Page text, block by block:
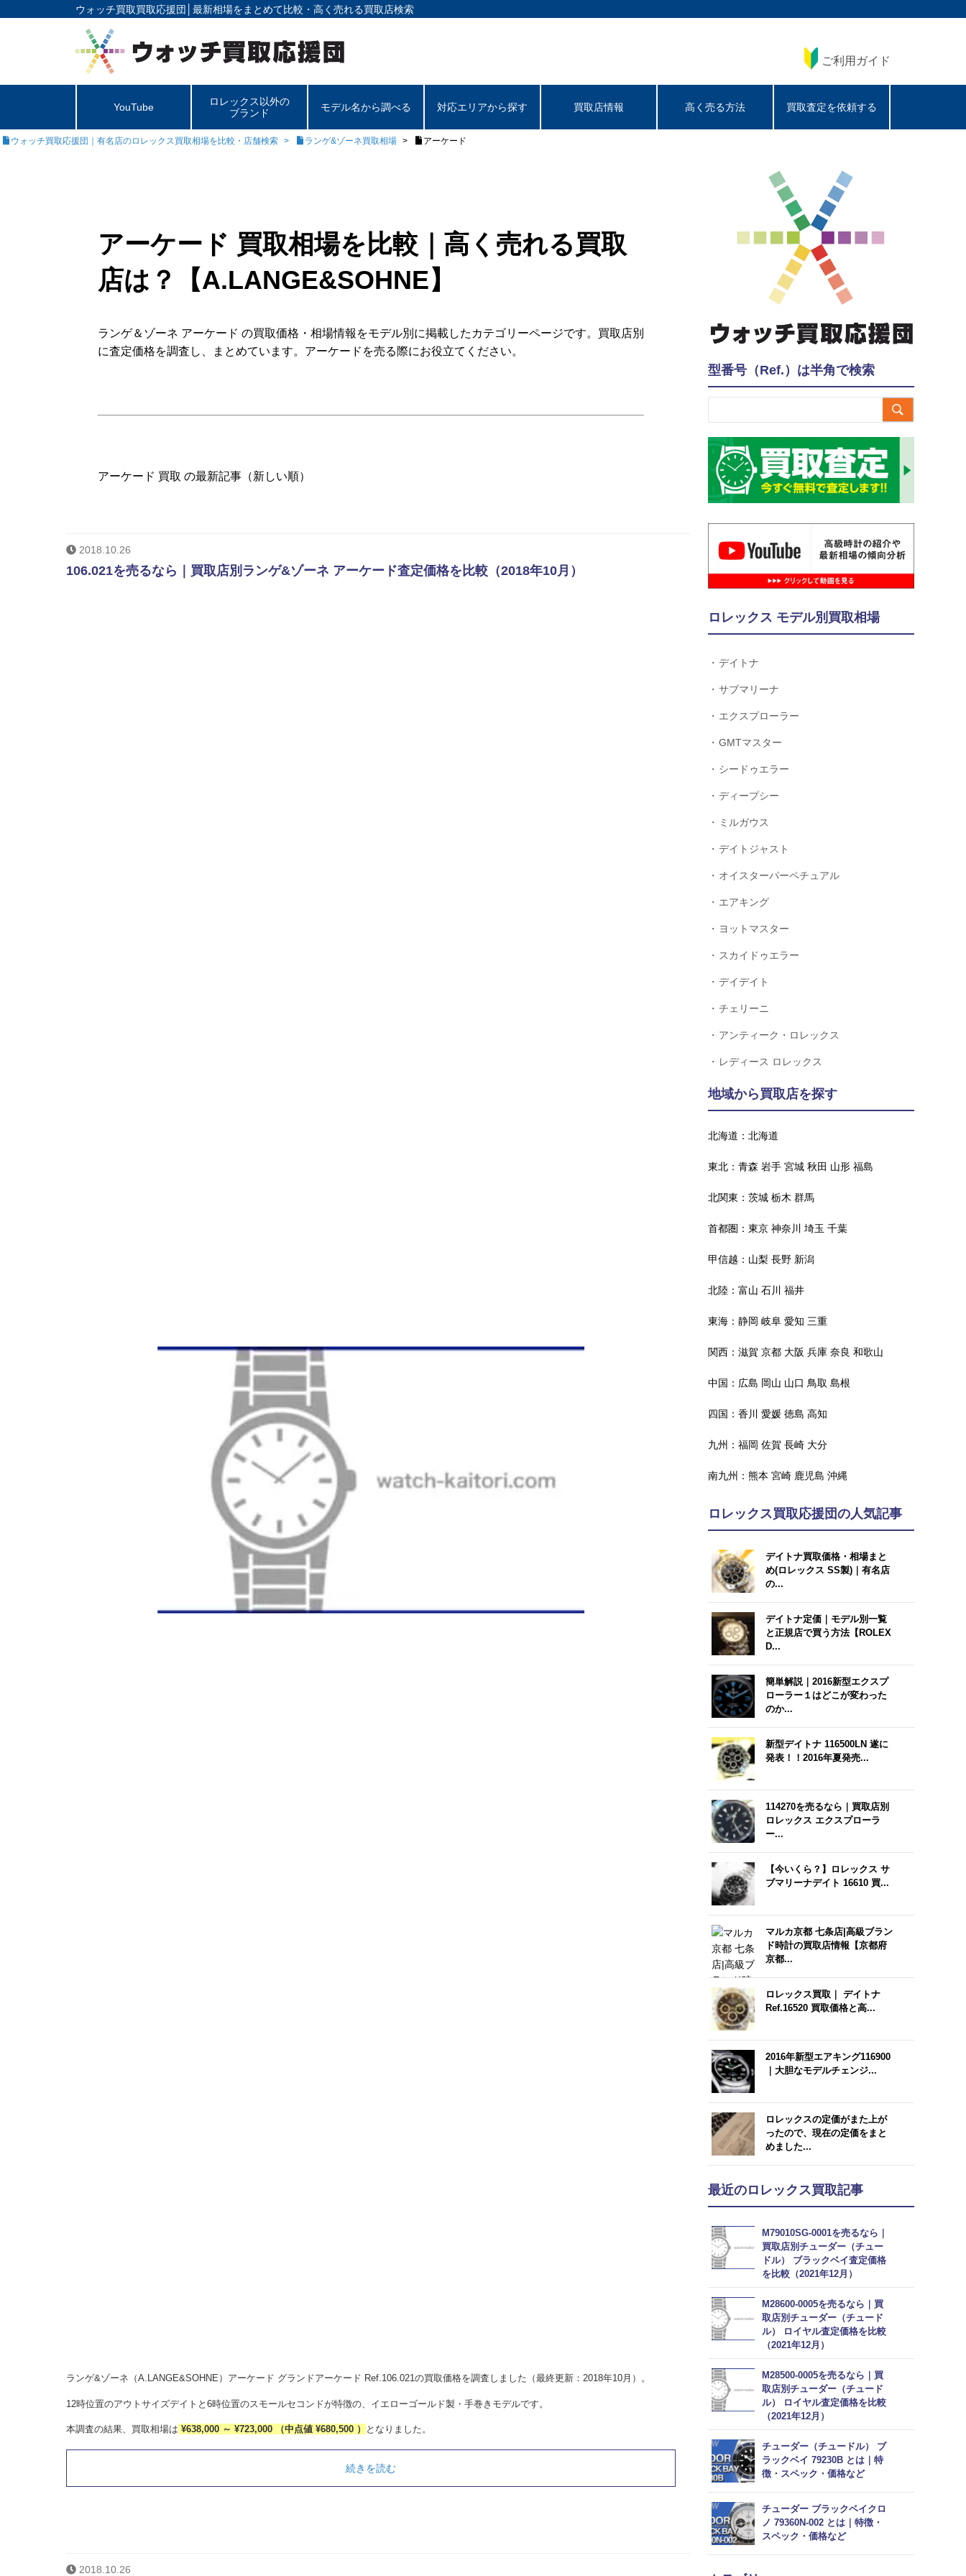
ウォッチ買取買取応援団│ 最新相場をまとめて比較・高く売れる買取店検索
ご利用ガイド
YouTube
ロレックス以外の
ブランド
モデル名から調べる 対応エリアから探す 買取店情報 高く売る方法 買取査定を依頼する
ウォッチ買取応援団｜有名店のロレックス買取相場を比較・店舗検索 ランゲ&ゾーネ買取相場 アーケード
アーケード 買取相場を比較｜高く売れる買取
店は？【A.LANGE&SOHNE】
ランゲ＆ゾーネ アーケード の買取価格・相場情報をモデル別に掲載したカテゴリーページです。買取店別
に査定価格を調査し、まとめています。アーケードを売る際にお役立てください。
アーケード 買取 の最新記事（新しい順）
2018.10.26
106.021を売るなら｜買取店別ランゲ&ゾーネ アーケード査定価格を比較（2018年10月）
ランゲ&ゾーネ（A.LANGE&SOHNE）アーケード グランドアーケード Ref.106.021の買取価格を調査しました（最終更新：2018年10月）。
12時位置のアウトサイズデイトと6時位置のスモールセコンドが特徴の、イエローゴールド製・手巻きモデルです。
本調査の結果、買取相場は ¥638,000 ～ ¥723,000 （中点値 ¥680,500 ） となりました。
続きを読む
2018.10.26
型番号（Ref.）は半角で検索

ロレックス モデル別買取相場
デイトナ
サブマリーナ
エクスプローラー
GMTマスター
シードゥエラー
ディープシー
ミルガウス
デイトジャスト
オイスターパーペチュアル
エアキング
ヨットマスター
スカイドゥエラー
デイデイト
チェリーニ
アンティーク・ロレックス
レディース ロレックス
地域から買取店を探す
北海道： 北海道
東北： 青森 岩手 宮城 秋田 山形 福島
北関東： 茨城 栃木 群馬
首都圏： 東京 神奈川 埼玉 千葉
甲信越： 山梨 長野 新潟
北陸： 富山 石川 福井
東海： 静岡 岐阜 愛知 三重
関西： 滋賀 京都 大阪 兵庫 奈良 和歌山
中国： 広島 岡山 山口 鳥取 島根
四国： 香川 愛媛 徳島 高知
九州： 福岡 佐賀 長崎 大分
南九州： 熊本 宮崎 鹿児島 沖縄
ロレックス買取応援団の人気記事
デイトナ買取価格・相場まと
め(ロレックス SS製)｜有名店
の...
デイトナ定価｜モデル別一覧
と正規店で買う方法【ROLEX
D...
簡単解説｜2016新型エクスプ
ローラー１はどこが変わった
のか...
新型デイトナ 116500LN 遂に
発表！！2016年夏発売...
114270を売るなら｜買取店別
ロレックス エクスプローラ
ー...
【今いくら？】ロレックス サ
ブマリーナデイト 16610 買...
マルカ京都 七条店|高級ブラン
ド時計の買取店情報【京都府
京都...
ロレックス買取｜ デイトナ
Ref.16520 買取価格と高...
2016年新型エアキング116900
｜大胆なモデルチェンジ...
ロレックスの定価がまた上が
ったので、現在の定価をまと
めました...
最近のロレックス買取記事
M79010SG-0001を売るなら｜
買取店別チューダー（チュー
ドル） ブラックベイ査定価格
を比較（2021年12月）
M28600-0005を売るなら｜買
取店別チューダー（チュード
ル） ロイヤル査定価格を比較
（2021年12月）
M28500-0005を売るなら｜買
取店別チューダー（チュード
ル） ロイヤル査定価格を比較
（2021年12月）
チューダー（チュードル） ブ
ラックベイ 79230B とは｜特
徴・スペック・価格など
チューダー ブラックベイクロ
ノ 79360N-002 とは｜特徴・
スペック・価格など